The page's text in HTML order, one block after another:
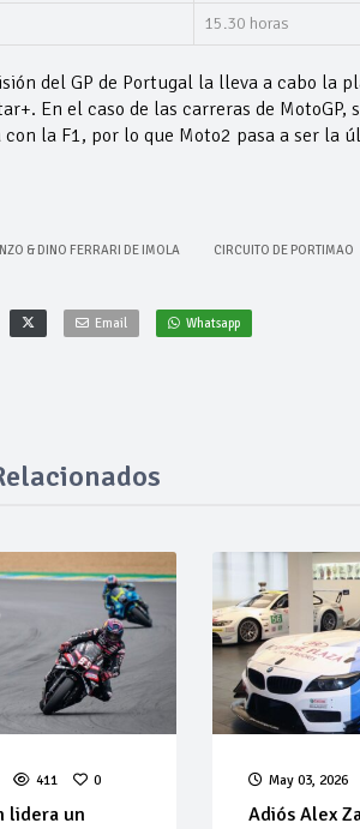
15.30 horas
del GP de Portugal la lleva a cabo la
En el caso de las carreras de
la F1, por lo que Moto2 pasa a ser la
& DINO FERRARI DE IMOLA CIRCUITO DE PORTIMAO
Email Whatsapp
411 0
lidera un
May 03, 2026
Adiós Alex